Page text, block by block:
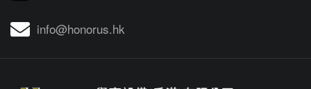
info@honorus.hk